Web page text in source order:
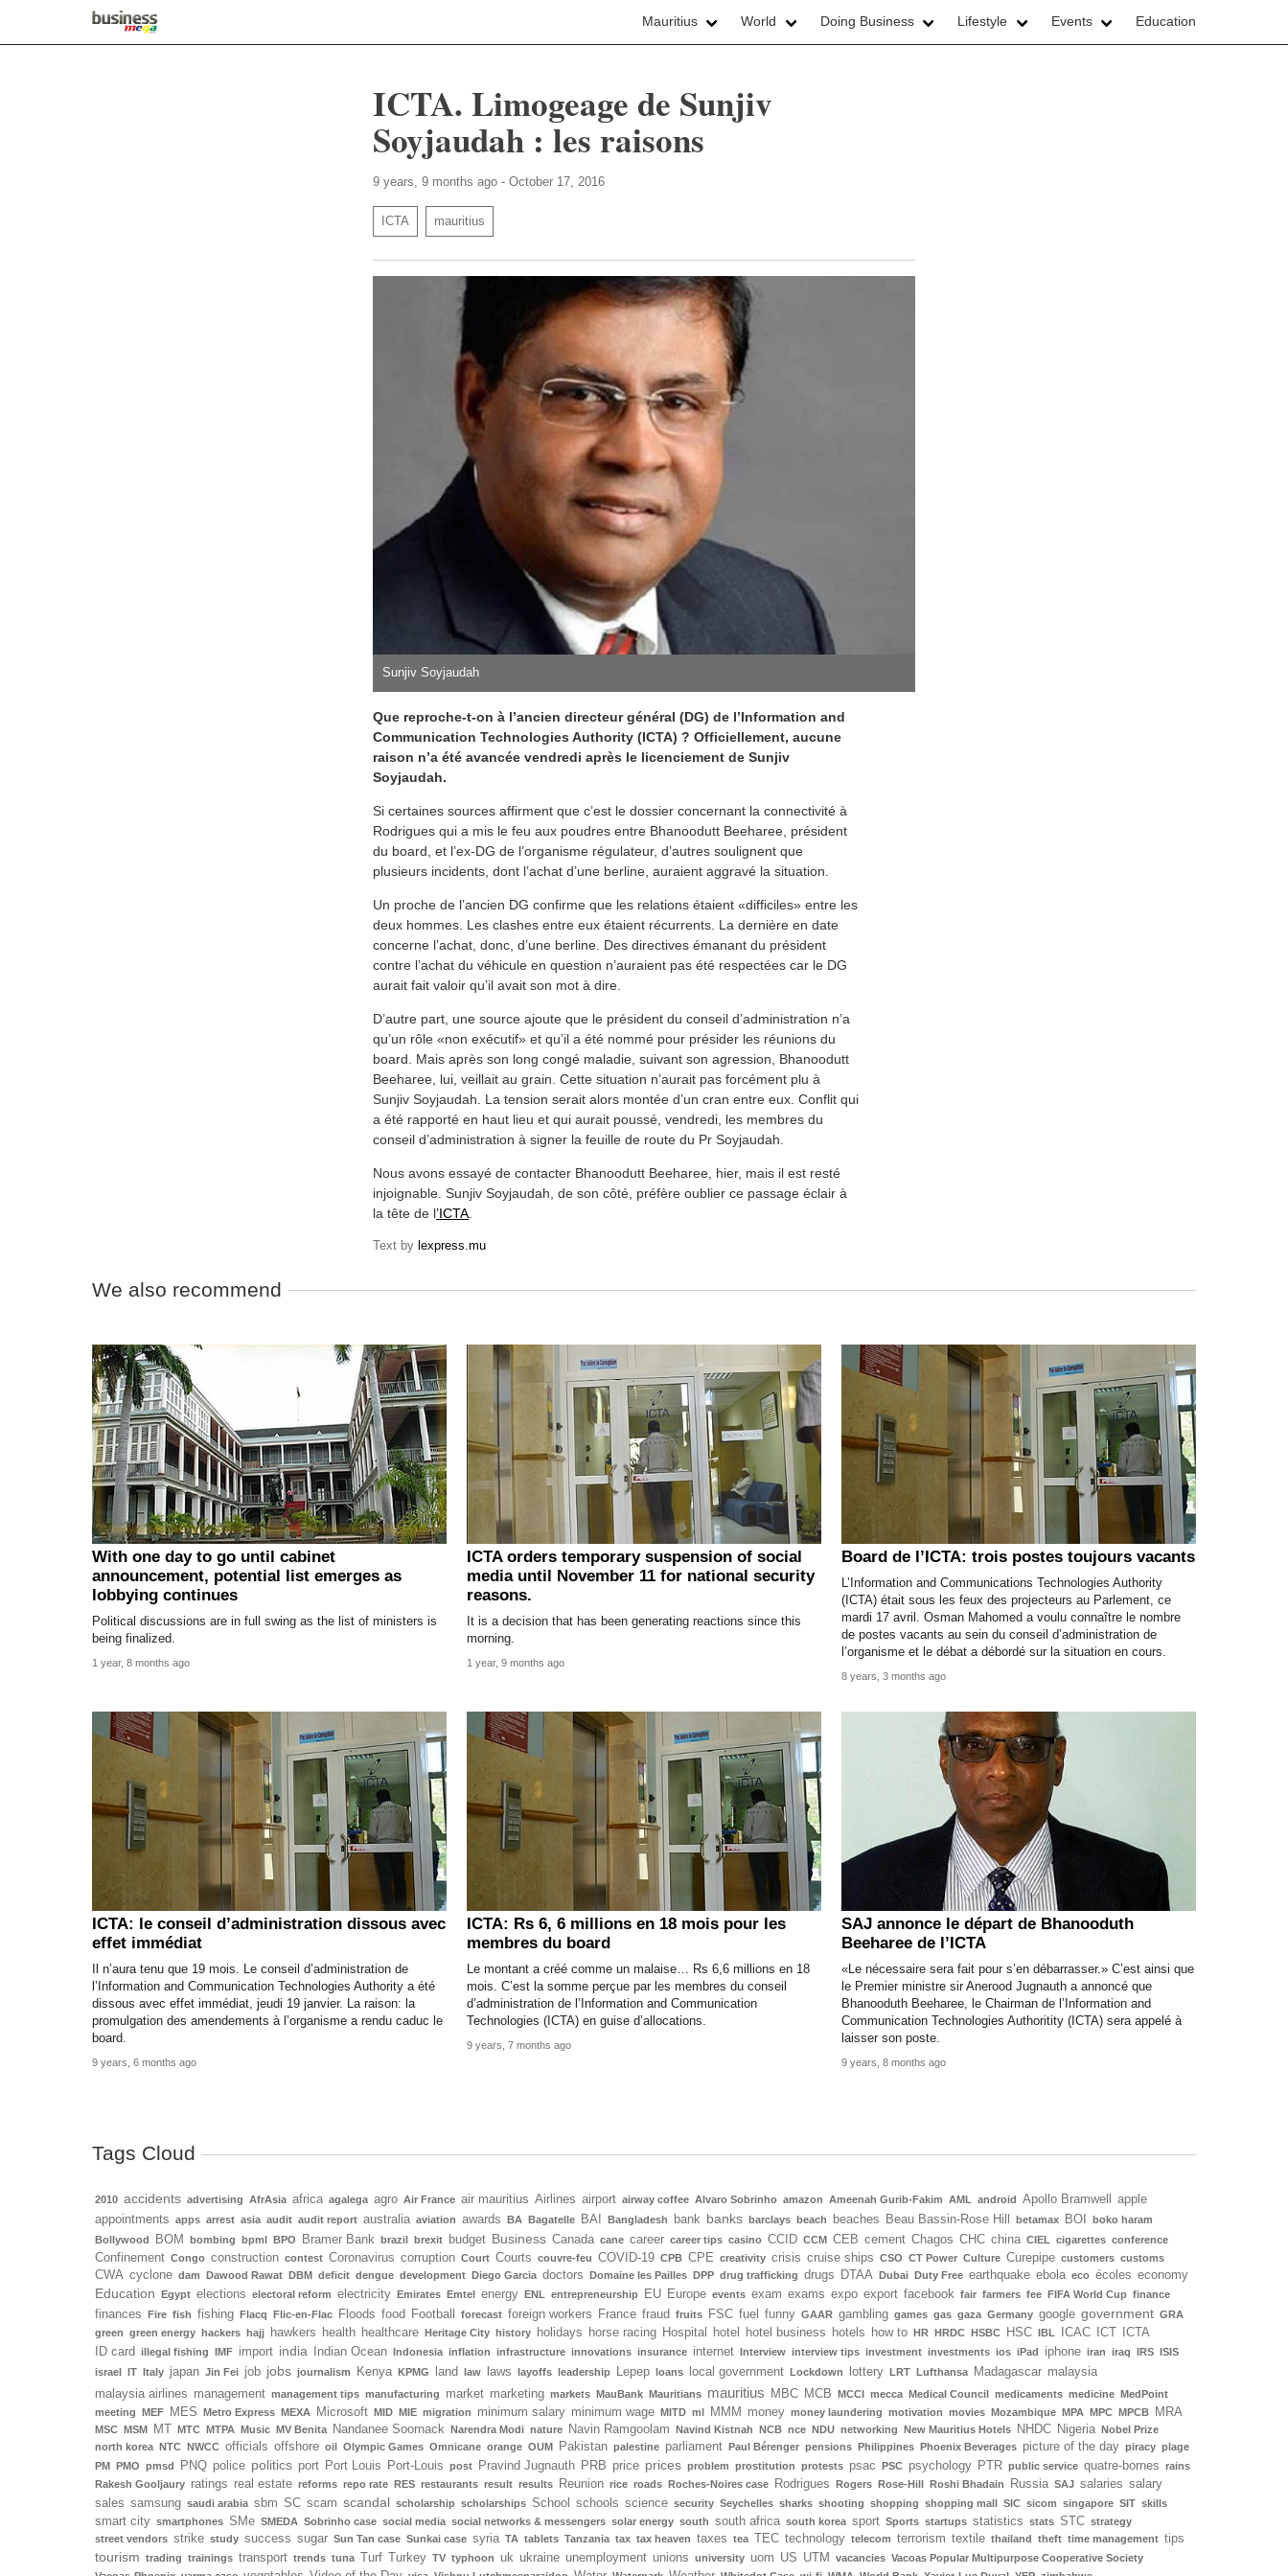
Mauritius World Doing Business Lifestyle Events Education
ICTA. Limogeage de Sunjiv
Soyjaudah : les raisons
9 years, 9 months ago - October 17, 2016
ICTA mauritius
Sunjiv Soyjaudah
Que reproche-t-on à l’ancien directeur général (DG) de l’Information and
Communication Technologies Authority (ICTA) ? Officiellement, aucune
raison n’a été avancée vendredi après le licenciement de Sunjiv
Soyjaudah.
Si certaines sources affirment que c’est le dossier concernant la connectivité à
Rodrigues qui a mis le feu aux poudres entre Bhanoodutt Beeharee, président
du board, et l’ex-DG de l’organisme régulateur, d’autres soulignent que
plusieurs incidents, dont l’achat d’une berline, auraient aggravé la situation.
Un proche de l’ancien DG confirme que les relations étaient «difficiles» entre les
deux hommes. Les clashes entre eux étaient récurrents. La dernière en date
concerne l’achat, donc, d’une berline. Des directives émanant du président
contre l’achat du véhicule en question n’auraient pas été respectées car le DG
aurait fait valoir qu’il avait son mot à dire.
D’autre part, une source ajoute que le président du conseil d’administration n’a
qu’un rôle «non exécutif» et qu’il a été nommé pour présider les réunions du
board. Mais après son long congé maladie, suivant son agression, Bhanoodutt
Beeharee, lui, veillait au grain. Cette situation n’aurait pas forcément plu à
Sunjiv Soyjaudah. La tension serait alors montée d’un cran entre eux. Conflit qui
a été rapporté en haut lieu et qui aurait poussé, vendredi, les membres du
conseil d’administration à signer la feuille de route du Pr Soyjaudah.
Nous avons essayé de contacter Bhanoodutt Beeharee, hier, mais il est resté
injoignable. Sunjiv Soyjaudah, de son côté, préfère oublier ce passage éclair à
la tête de l’ICTA
Text by lexpress.mu
We also recommend
With one day to go until cabinet
announcement, potential list emerges as
lobbying continues
Political discussions are in full swing as the list of ministers is
being finalized.
1 year, 8 months ago
ICTA orders temporary suspension of social
media until November 11 for national security
reasons.
It is a decision that has been generating reactions since this
morning.
1 year, 9 months ago
Board de l’ICTA: trois postes toujours vacants
L’Information and Communications Technologies Authority
(ICTA) était sous les feux des projecteurs au Parlement, ce
mardi 17 avril. Osman Mahomed a voulu connaître le nombre
de postes vacants au sein du conseil d’administration de
l’organisme et le débat a débordé sur la situation en cours.
8 years, 3 months ago
ICTA: le conseil d’administration dissous avec
effet immédiat
Il n’aura tenu que 19 mois. Le conseil d’administration de
l’Information and Communication Technologies Authority a été
dissous avec effet immédiat, jeudi 19 janvier. La raison: la
promulgation des amendements à l’organisme a rendu caduc le
board.
9 years, 6 months ago
ICTA: Rs 6, 6 millions en 18 mois pour les
membres du board
Le montant a créé comme un malaise… Rs 6,6 millions en 18
mois. C’est la somme perçue par les membres du conseil
d’administration de l’Information and Communication
Technologies (ICTA) en guise d’allocations.
9 years, 7 months ago
SAJ annonce le départ de Bhanooduth
Beeharee de l’ICTA
«Le nécessaire sera fait pour s’en débarrasser.» C’est ainsi que
le Premier ministre sir Anerood Jugnauth a annoncé que
Bhanooduth Beeharee, le Chairman de l’Information and
Communication Technologies Authoritity (ICTA) sera appelé à
laisser son poste.
9 years, 8 months ago
Tags Cloud
2010 accidents advertising AfrAsia africa agalega agro Air France air mauritius Airlines airport airway coffee Alvaro Sobrinho amazon Ameenah Gurib-Fakim AML android Apollo Bramwell
apple
appointments apps arrest asia audit audit report australia aviation awards BA Bagatelle BAI Bangladesh bank banks barclays beach beaches Beau Bassin-Rose Hill betamax BOI
boko haram
Bollywood
BOM bombing bpml BPO Bramer Bank brazil brexit budget Business Canada cane career career tips casino CCID CCM CEB cement Chagos CHC china CIEL cigarettes conference
Confinement Congo construction contest Coronavirus corruption Court Courts couvre-feu COVID-19 CPB CPE creativity crisis cruise ships CSO CT Power Culture Curepipe customers customs
CWA cyclone dam Dawood Rawat DBM deficit dengue development Diego Garcia doctors Domaine les Pailles DPP drug trafficking drugs DTAA Dubai Duty Free earthquake ebola eco écoles economy
Education Egypt elections electoral reform electricity Emirates Emtel energy ENL entrepreneurship EU Europe events exam exams expo export facebook fair farmers fee FIFA World Cup finance
finances Fire fish fishing Flacq Flic-en-Flac Floods food Football forecast foreign workers France fraud fruits FSC fuel funny GAAR gambling games gas gaza Germany google government GRA
green green energy hackers hajj hawkers health healthcare Heritage City history holidays horse racing Hospital hotel hotel business hotels how to HR HRDC HSBC HSC IBL ICAC ICT
ICTA
ID card illegal fishing IMF import india Indian Ocean Indonesia inflation infrastructure innovations insurance internet Interview interview tips investment investments ios iPad iphone iran iraq IRS ISIS
israel IT Italy japan Jin Fei job jobs journalism Kenya KPMG land law laws layoffs leadership Lepep loans local government Lockdown lottery LRT Lufthansa Madagascar malaysia
malaysia airlines management management tips manufacturing market marketing markets MauBank Mauritians mauritius MBC MCB MCCI mecca Medical Council medicaments medicine MedPoint
meeting MEF MES Metro Express MEXA Microsoft MID MIE migration minimum salary minimum wage MITD ml MMM money money laundering motivation movies Mozambique MPA MPC MPCB MRA
MSC MSM MT MTC MTPA Music MV Benita Nandanee Soornack Narendra Modi nature Navin Ramgoolam Navind Kistnah NCB nce NDU networking New Mauritius Hotels NHDC Nigeria Nobel Prize
north korea NTC NWCC officials offshore oil Olympic Games Omnicane orange OUM Pakistan palestine parliament Paul Bérenger pensions Philippines Phoenix Beverages picture of the day piracy plage
PM PMO pmsd PNQ police politics port Port Louis Port-Louis post Pravind Jugnauth PRB price prices problem prostitution protests psac PSC psychology PTR public service quatre-bornes rains
Rakesh Gooljaury ratings real estate reforms repo rate RES restaurants result results Reunion rice roads Roches-Noires case Rodrigues Rogers Rose-Hill Roshi Bhadain Russia SAJ salaries salary
sales samsung saudi arabia sbm SC scam scandal scholarship scholarships School schools science security Seychelles sharks shooting shopping shopping mall SIC sicom singapore SIT skills
smart city smartphones SMe SMEDA Sobrinho case social media social networks & messengers solar energy south south africa south korea sport Sports startups statistics stats STC strategy
street vendors strike study success sugar Sun Tan case Sunkai case syria TA tablets Tanzania tax tax heaven taxes tea TEC technology telecom terrorism textile thailand theft time management tips
tourism trading trainings transport trends tuna Turf Turkey TV typhoon uk ukraine unemployment unions university uom US UTM vacancies Vacoas Popular Multipurpose Cooperative Society